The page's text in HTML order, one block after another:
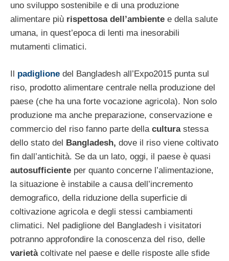
uno sviluppo sostenibile e di una produzione
alimentare più rispettosa dell’ambiente e della salute
umana, in quest’epoca di lenti ma inesorabili
mutamenti climatici.
Il padiglione del Bangladesh all’Expo2015 punta sul
riso, prodotto alimentare centrale nella produzione del
paese (che ha una forte vocazione agricola). Non solo
produzione ma anche preparazione, conservazione e
commercio del riso fanno parte della culturastessa
dello stato del Bangladesh, dove il riso viene coltivato
fin dall’antichità. Se da un lato, oggi, il paese è quasi
autosufficiente per quanto concerne l’alimentazione,
la situazione è instabile a causa dell’incremento
demografico, della riduzione della superficie di
coltivazione agricola e degli stessi cambiamenti
climatici. Nel padiglione del Bangladesh i visitatori
potranno approfondire la conoscenza del riso, delle
varietàcoltivate nel paese e delle risposte alle sfide